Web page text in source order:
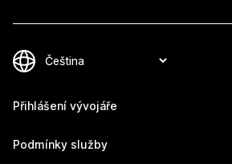
Přihlášení vývojáře
Podmínky služby